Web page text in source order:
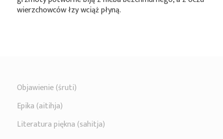
wierzchowców łzy wciąż płyną.
Objawienie (śruti)
Epika (aitihja)
Literatura piękna (sahitja)